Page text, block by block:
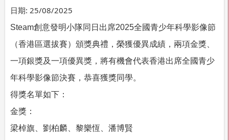
日期: 25/08/2025
Steam創意發明小隊同日出席2025全國青少年科學影像節
（香港區選拔賽）頒獎典禮，榮獲優異成績，兩項金獎、
一項銀獎及一項優異獎，將有機會代表香港出席全國青少
年科學影像節決賽，恭喜獲獎同學。
得獎名單如下：
金獎：
梁棹旗、劉柏麟、黎樂恆、潘博賢